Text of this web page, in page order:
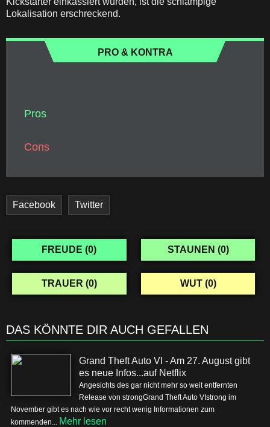
Lokalisation erschreckend.
PRO & KONTRA
Pros
Cons
Facebook Twitter
FREUDE (0) STAUNEN (0)
TRAUER (0) WUT (0)
DAS KÖNNTE DIR AUCH GEFALLEN
Grand Theft Auto VI - Am 27. August gibt
es neue Infos...auf Netflix
Angesichts des gar nicht mehr so weit entfernten
Release von strongGrand Theft Auto VIstrong im
November gibt es nach wie vor recht wenig Informationen zum
kommenden... Mehr lesen